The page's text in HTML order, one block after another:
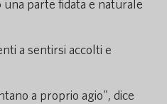
parte fidata e naturale
a sentirsi accolti e
a proprio agio", dice